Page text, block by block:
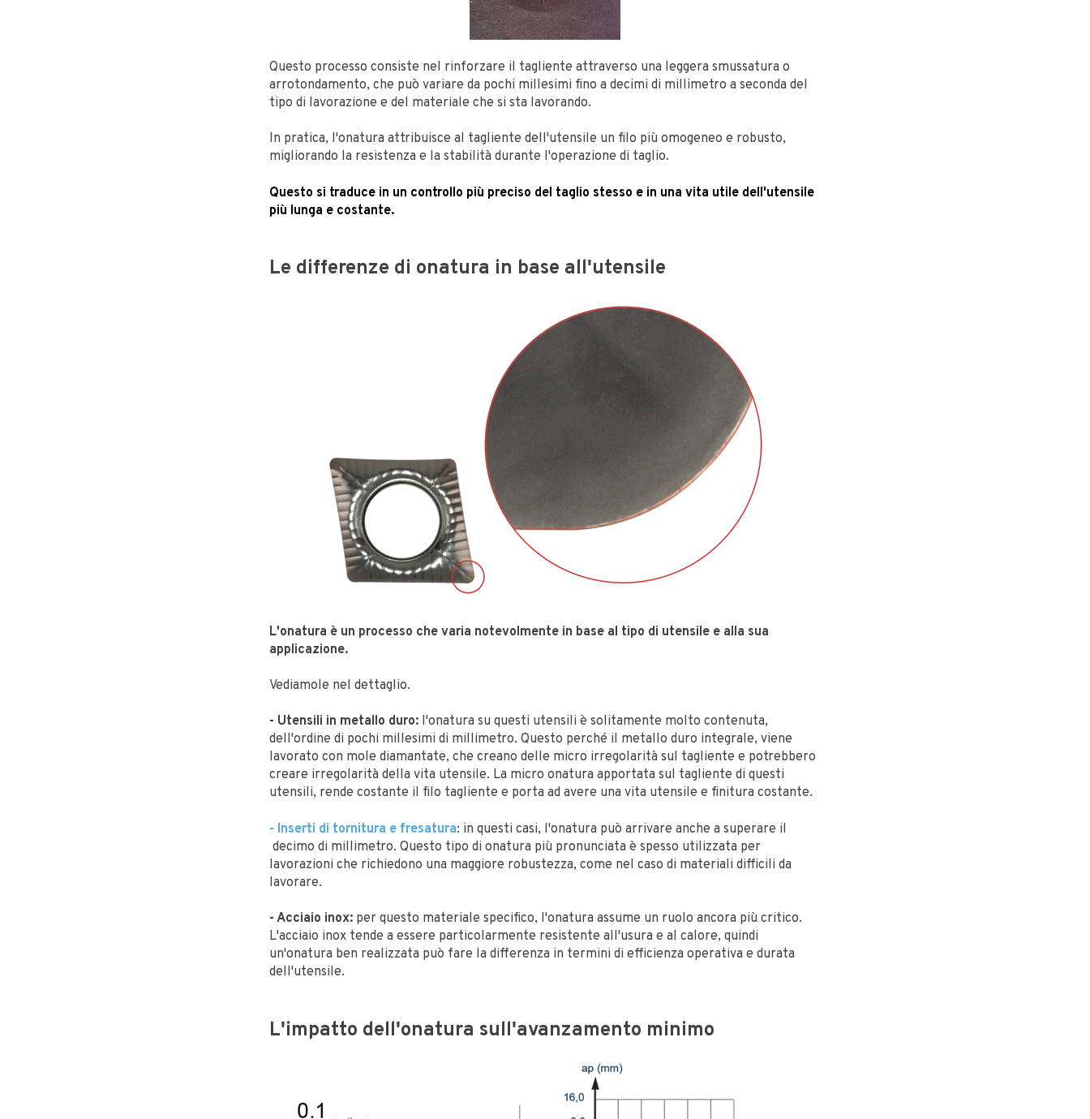
Questo processo consiste nel rinforzare il tagliente attraverso una leggera smussatura o
arrotondamento, che può variare da pochi millesimi fino a decimi di millimetro a seconda del
tipo di lavorazione e del materiale che si sta lavorando.
In pratica, l'onatura attribuisce al tagliente dell'utensile un filo più omogeneo e robusto,
migliorando la resistenza e la stabilità durante l'operazione di taglio.
Questo si traduce in un controllo più preciso del taglio stesso e in una vita utile dell'utensile
più lunga e costante.
Le differenze di onatura in base all'utensile
L'onatura è un processo che varia notevolmente in base al tipo di utensile e alla sua
applicazione.
Vediamole nel dettaglio.
- Utensili in metallo duro: l'onatura su questi utensili è solitamente molto contenuta,
dell'ordine di pochi millesimi di millimetro. Questo perché il metallo duro integrale, viene
lavorato con mole diamantate, che creano delle micro irregolarità sul tagliente e potrebbero
creare irregolarità della vita utensile. La micro onatura apportata sul tagliente di questi
utensili, rende costante il filo tagliente e porta ad avere una vita utensile e finitura costante.
- Inserti di tornitura e fresatura: in questi casi, l'onatura può arrivare anche a superare il
decimo di millimetro. Questo tipo di onatura più pronunciata è spesso utilizzata per
lavorazioni che richiedono una maggiore robustezza, come nel caso di materiali difficili da
lavorare.
- Acciaio inox: per questo materiale specifico, l'onatura assume un ruolo ancora più critico.
L'acciaio inox tende a essere particolarmente resistente all'usura e al calore, quindi
un'onatura ben realizzata può fare la differenza in termini di efficienza operativa e durata
dell'utensile.
L'impatto dell'onatura sull'avanzamento minimo